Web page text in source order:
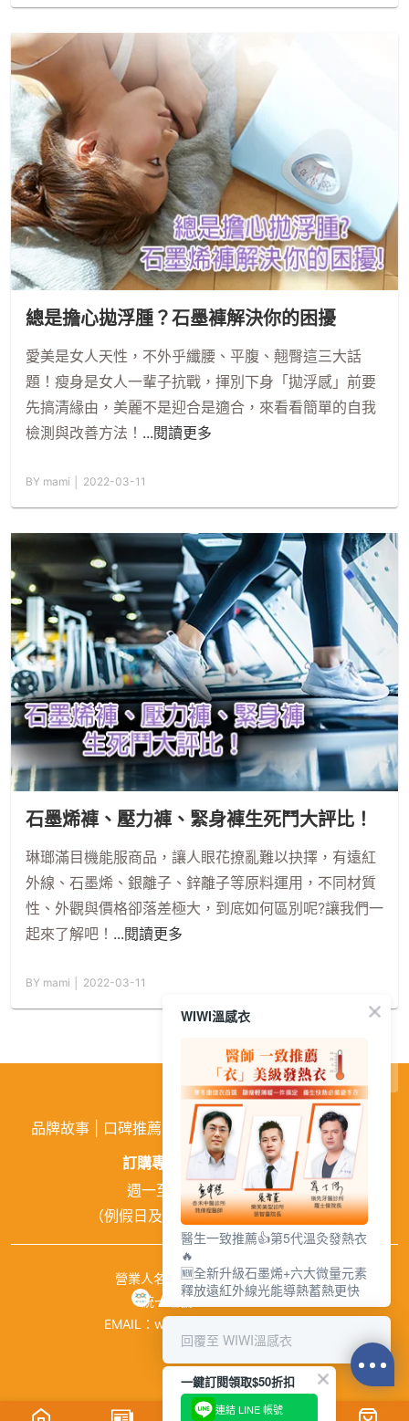
總是擔心拋浮腫？石墨褲解決你的困擾
愛美是女人天性，不外乎纖腰、平腹、翹臀這三大話
題！瘦身是女人一輩子抗戰，揮別下身「拋浮感」前要
先搞清緣由，美麗不是迎合是適合，來看看簡單的自我
檢測與改善方法！ ...閱讀更多
BY mami │ 2022-03-11
石墨烯褲、壓力褲、緊身褲生死鬥大評比！
琳瑯滿目機能服商品，讓人眼花撩亂難以抉擇，有遠紅
外線、石墨烯、銀離子、鋅離子等原料運用，不同材質
性、外觀與價格卻落差極大，到底如何區別呢?讓我們一
起來了解吧！ ...閱讀更多
BY mami │ 2022-03-11
品牌故事 口碑推薦 購物需知 | 活動訊息 |企業徵才
訂購專線:
02-26026810
週一至週五 9:00~18:00
（例假日及中午12:00~13:00休息）
營業人名稱：興濠企業有限公司
統一編號：84941651
EMAIL：wiwishop168@gmail.com
©wiwi.com
WIWI溫感衣
醫生一致推薦👍第5代溫灸發熱衣
🔥
🆕全新升級石墨烯+六大微量元素
釋放遠紅外線光能導熱蓄熱更快
回覆至 WIWI溫感衣
一鍵訂閱領取$50折扣
連結 LINE 帳號